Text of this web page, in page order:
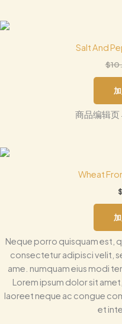
Salt And
$
商品编辑
Wheat
$
Neque porro quisquam est,
consectetur adipisci velit,
ame. numquam eius modi
Lorem ipsum dolor sit
laoreet neque ac congue
et